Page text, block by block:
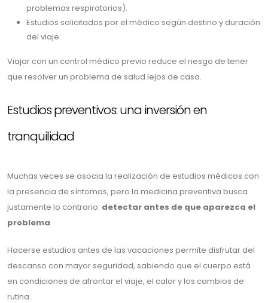
problemas respiratorios).
Estudios solicitados por el médico según destino y duración
del viaje.
Viajar con un control médico previo reduce el riesgo de tener
que resolver un problema de salud lejos de casa.
Estudios preventivos: una inversión en
tranquilidad
Muchas veces se asocia la realización de estudios médicos con
la presencia de síntomas, pero la medicina preventiva busca
justamente lo contrario: detectar antes de que aparezca el
problema.
Hacerse estudios antes de las vacaciones permite disfrutar del
descanso con mayor seguridad, sabiendo que el cuerpo está
en condiciones de afrontar el viaje, el calor y los cambios de
rutina.